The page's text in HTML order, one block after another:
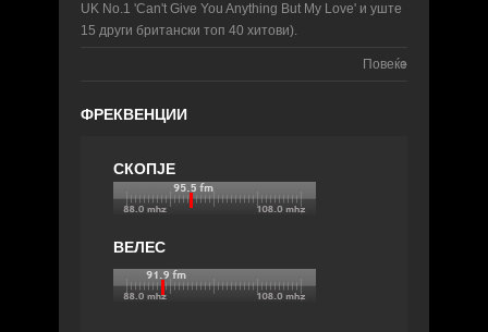
UK No.1 'Can't Give You Anything But My Love' и уште
15 други британски топ 40 хитови).
Повеќе
ФРЕКВЕНЦИИ
СКОПЈЕ
ВЕЛЕС